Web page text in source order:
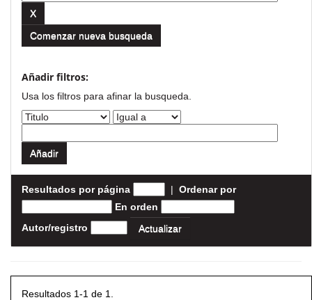
Comenzar nueva busqueda
Añadir filtros:
Usa los filtros para afinar la busqueda.
Resultados por página | Ordenar por
En orden
Autor/registro
Resultados 1-1 de 1.